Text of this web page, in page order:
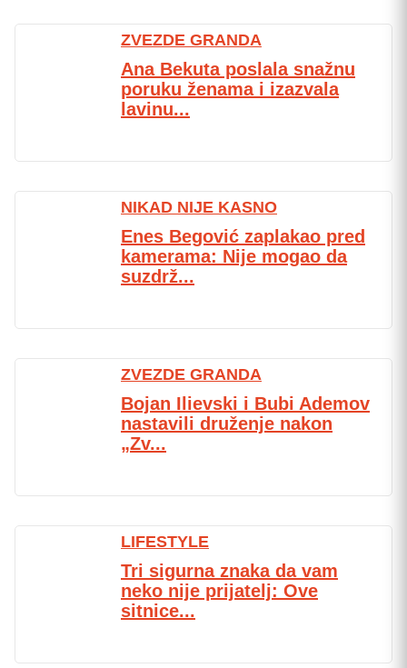
ZVEZDE GRANDA
Ana Bekuta poslala snažnu
poruku ženama i izazvala
lavinu...
NIKAD NIJE KASNO
Enes Begović zaplakao pred
kamerama: Nije mogao da
suzdrž...
ZVEZDE GRANDA
Bojan Ilievski i Bubi Ademov
nastavili druženje nakon
„Zv...
LIFESTYLE
Tri sigurna znaka da vam
neko nije prijatelj: Ove
sitnice...